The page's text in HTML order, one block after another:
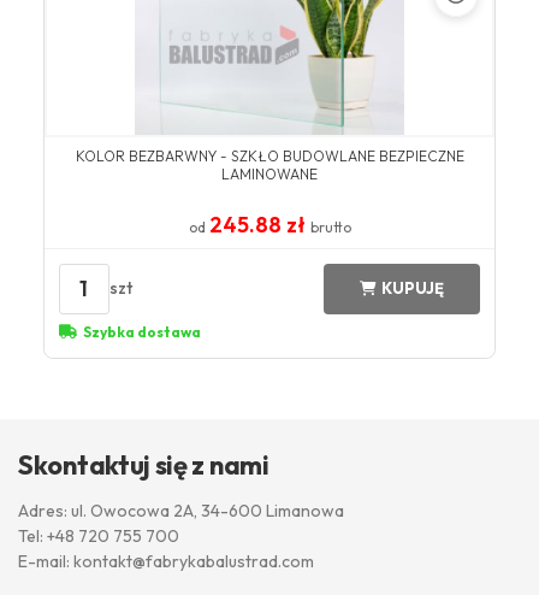
KOLOR BEZBARWNY​ - SZKŁO BUDOWLANE BEZPIECZNE
LAMINOWANE
od 245.88 zł brutto
1 szt KUPUJĘ
Szybka dostawa
Skontaktuj się z nami
Adres: ul. Owocowa 2A, 34-600 Limanowa
Tel: +48 720 755 700
E-mail: kontakt@fabrykabalustrad.com